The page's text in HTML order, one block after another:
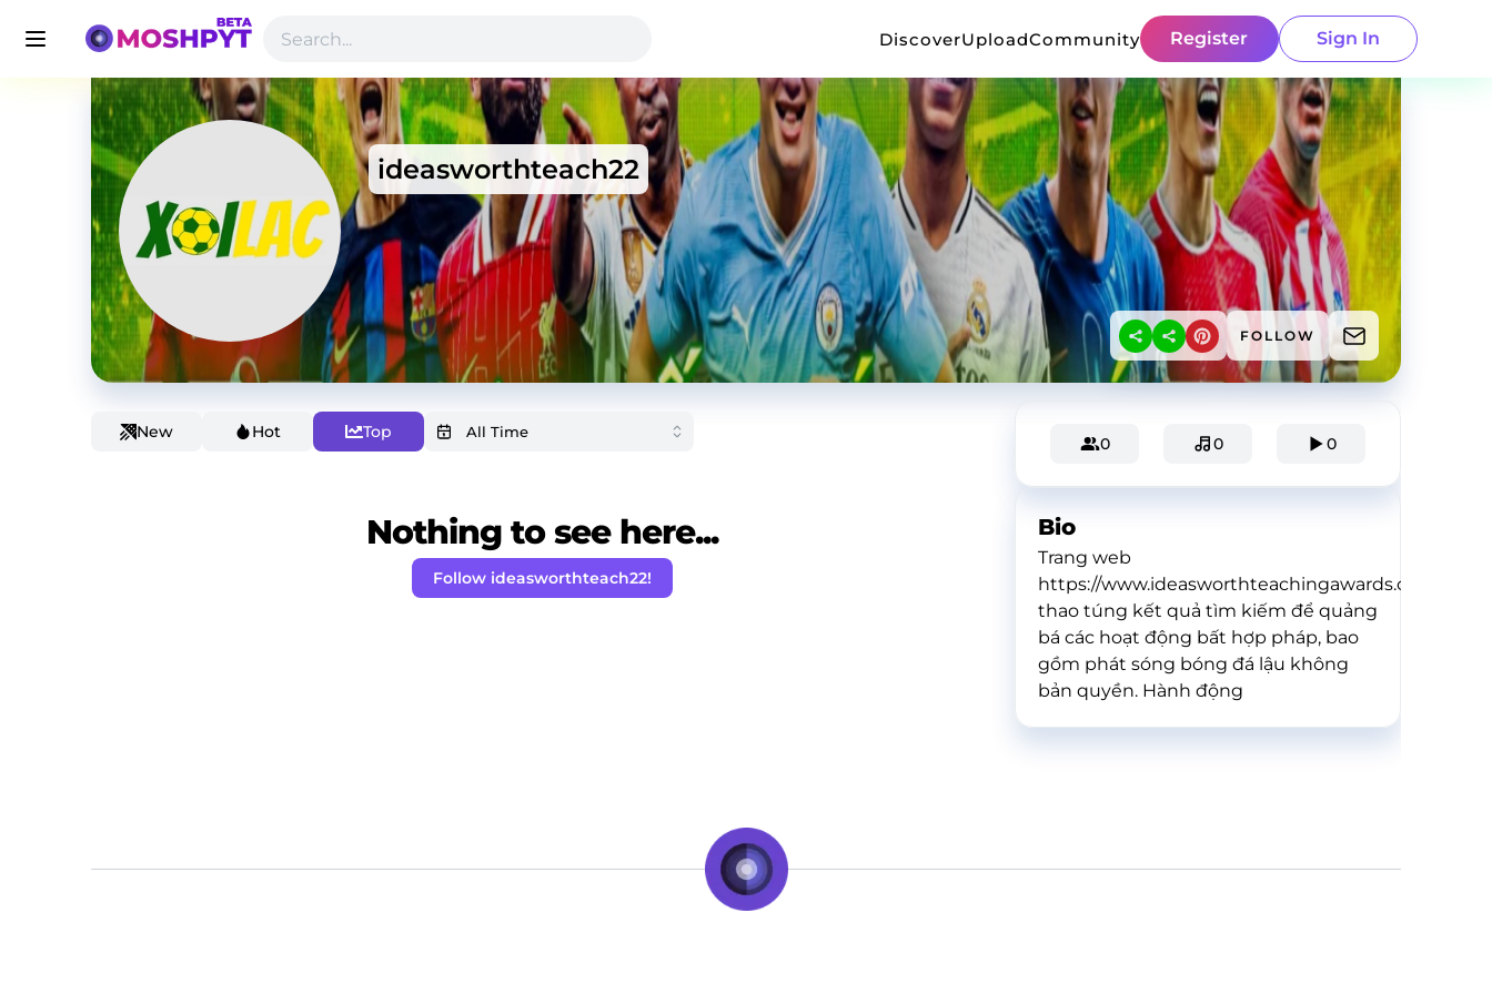
DiscoverUploadCommunity Register Sign In
ideasworthteach22
FOLLOW
New Hot Top
Nothing to see here...
Follow ideasworthteach22!
0 0 0
Bio
Trang web
https://www.ideasworthteachingawards.com/
thao túng kết quả tìm kiếm để quảng
bá các hoạt động bất hợp pháp, bao
gồm phát sóng bóng đá lậu không
bản quyền. Hành động